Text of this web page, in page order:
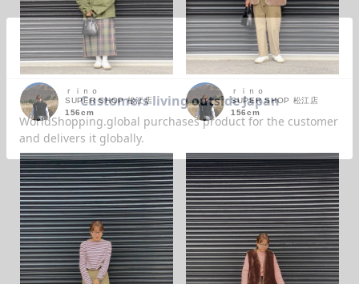
カラー
価格
商品タイプ
通常商品 予約商品
ｒｉｎｏ
SUPER SHOP 松江店
156cm
ｒｉｎｏ
SUPER SHOP 松江店
156cm